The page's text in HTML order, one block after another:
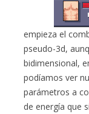
empieza el
pseudo-3d,
bidimensional,
podíamos ver
parámetros a
de energía que